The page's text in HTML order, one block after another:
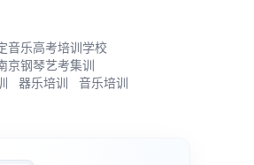
音乐高考培训学校
京钢琴艺考集训
器乐培训 音乐培训